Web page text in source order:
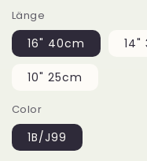
Länge
16" 40cm 14"
10" 25cm
Color
1B/J99